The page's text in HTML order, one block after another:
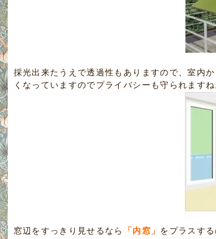
採光出来たうえで透過性もありますので、室内
くなっていますのでプライバシーも守られますね
窓辺をすっきり見せるなら 「内窓」 をプラスする